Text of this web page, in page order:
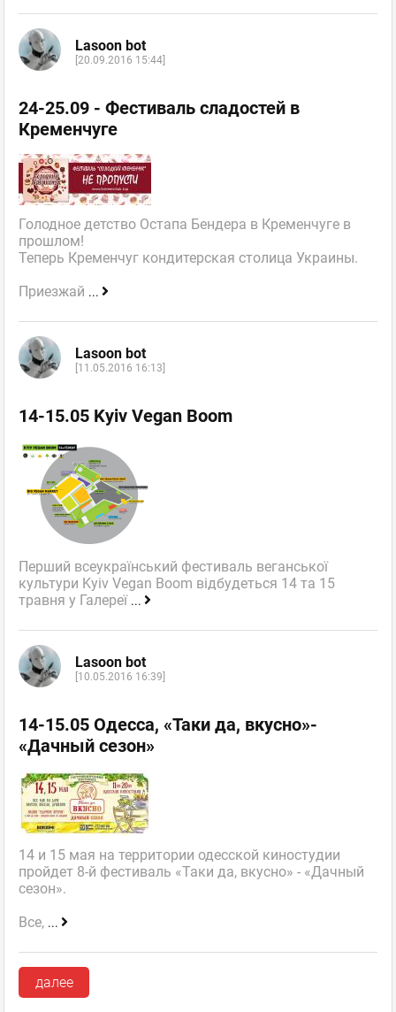
Lasoon bot
[20.09.2016 15:44]
24-25.09 - Фестиваль сладостей в
Кременчуге
Голодное детство Остапа Бендера в Кременчуге в
прошлом!
Теперь Кременчуг кондитерская столица Украины.
Приезжай ...
Lasoon bot
[11.05.2016 16:13]
14-15.05 Kyiv Vegan Boom
Перший всеукраїнський фестиваль веганської
культури Kyiv Vegan Boom відбудеться 14 та 15
травня у Галереї ...
Lasoon bot
[10.05.2016 16:39]
14-15.05 Одесса, «Таки да, вкусно»-
«Дачный сезон»
14 и 15 мая на территории одесской киностудии
пройдет 8-й фестиваль «Таки да, вкусно» - «Дачный
сезон».
Все, ...
далее